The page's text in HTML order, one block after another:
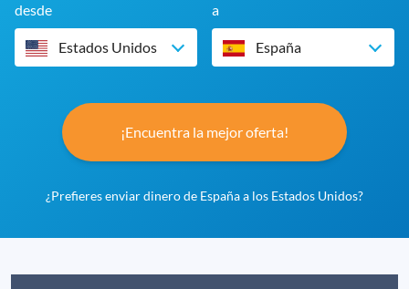
desde
Estados Unidos
a
España
¡Encuentra la mejor oferta!
¿Prefieres enviar dinero de España a los Estados Unidos?